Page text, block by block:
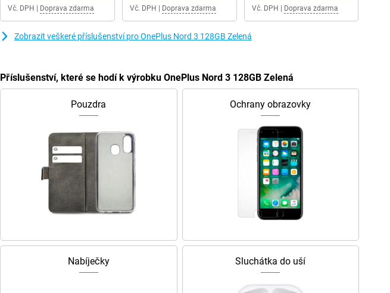
Vč. DPH Doprava zdarma Vč. DPH Doprava zdarma Vč. DPH Doprava zdarma
Zobrazit veškeré příslušenství pro OnePlus Nord 3 128GB Zelená
Příslušenství, které se hodí k výrobku OnePlus Nord 3 128GB Zelená
Pouzdra Ochrany obrazovky
Nabíječky Sluchátka do uší